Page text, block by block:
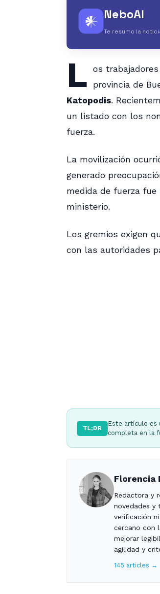
𒀭 NeboAI
Te resumo la
L os
provincia de
Katopodis.
un listado con los
fuerza.
La movilización
generado
medida de fuerza
ministerio.
Los gremios exigen
con las autoridades
TL;DR
Este artículo es
completa en la
Florencia
Redactora y
novedades y
verificación
cercano con
mejorar
agilidad y
145 articles →